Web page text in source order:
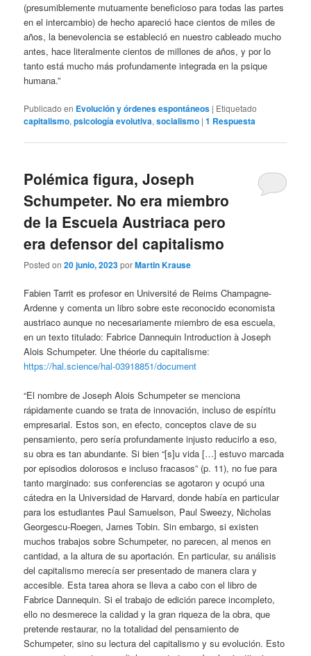
(presumiblemente mutuamente beneficioso para todas las partes
en el intercambio) de hecho apareció hace cientos de miles de
años, la benevolencia se estableció en nuestro cableado mucho
antes, hace literalmente cientos de millones de años, y por lo
tanto está mucho más profundamente integrada en la psique
humana.”
Publicado en Evolución y órdenes espontáneos | Etiquetado
capitalismo,psicología evolutiva,socialismo |1 Respuesta
Polémica figura, Joseph
Schumpeter. No era miembro
de la Escuela Austriaca pero
era defensor del capitalismo
Posted on20 junio, 2023porMartin Krause
Fabien Tarrit es profesor en Université de Reims Champagne-
Ardenne y comenta un libro sobre este reconocido economista
austriaco aunque no necesariamente miembro de esa escuela,
en un texto titulado: Fabrice Dannequin Introduction à Joseph
Alois Schumpeter. Une théorie du capitalisme:
https://hal.science/hal-03918851/document
“El nombre de Joseph Alois Schumpeter se menciona
rápidamente cuando se trata de innovación, incluso de espíritu
empresarial. Estos son, en efecto, conceptos clave de su
pensamiento, pero sería profundamente injusto reducirlo a eso,
su obra es tan abundante. Si bien “[s]u vida […] estuvo marcada
por episodios dolorosos e incluso fracasos” (p. 11), no fue para
tanto marginado: sus conferencias se agotaron y ocupó una
cátedra en la Universidad de Harvard, donde había en particular
para los estudiantes Paul Samuelson, Paul Sweezy, Nicholas
Georgescu-Roegen, James Tobin. Sin embargo, si existen
muchos trabajos sobre Schumpeter, no parecen, al menos en
cantidad, a la altura de su aportación. En particular, su análisis
del capitalismo merecía ser presentado de manera clara y
accesible. Esta tarea ahora se lleva a cabo con el libro de
Fabrice Dannequin. Si el trabajo de edición parece incompleto,
ello no desmerece la calidad y la gran riqueza de la obra, que
pretende restaurar, no la totalidad del pensamiento de
Schumpeter, sino su lectura del capitalismo y su evolución. Esto